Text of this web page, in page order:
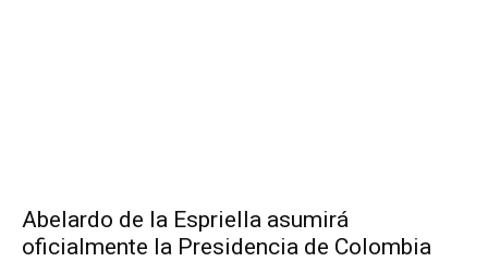
Abelardo de la Espriella asumirá
oficialmente la Presidencia de Colombia